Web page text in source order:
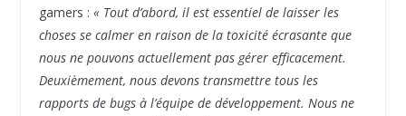
gamers : « Tout d’abord, il est essentiel de laisser les
choses se calmer en raison de la toxicité écrasante que
nous ne pouvons actuellement pas gérer efficacement.
Deuxièmement, nous devons transmettre tous les
rapports de bugs à l’équipe de développement. Nous ne